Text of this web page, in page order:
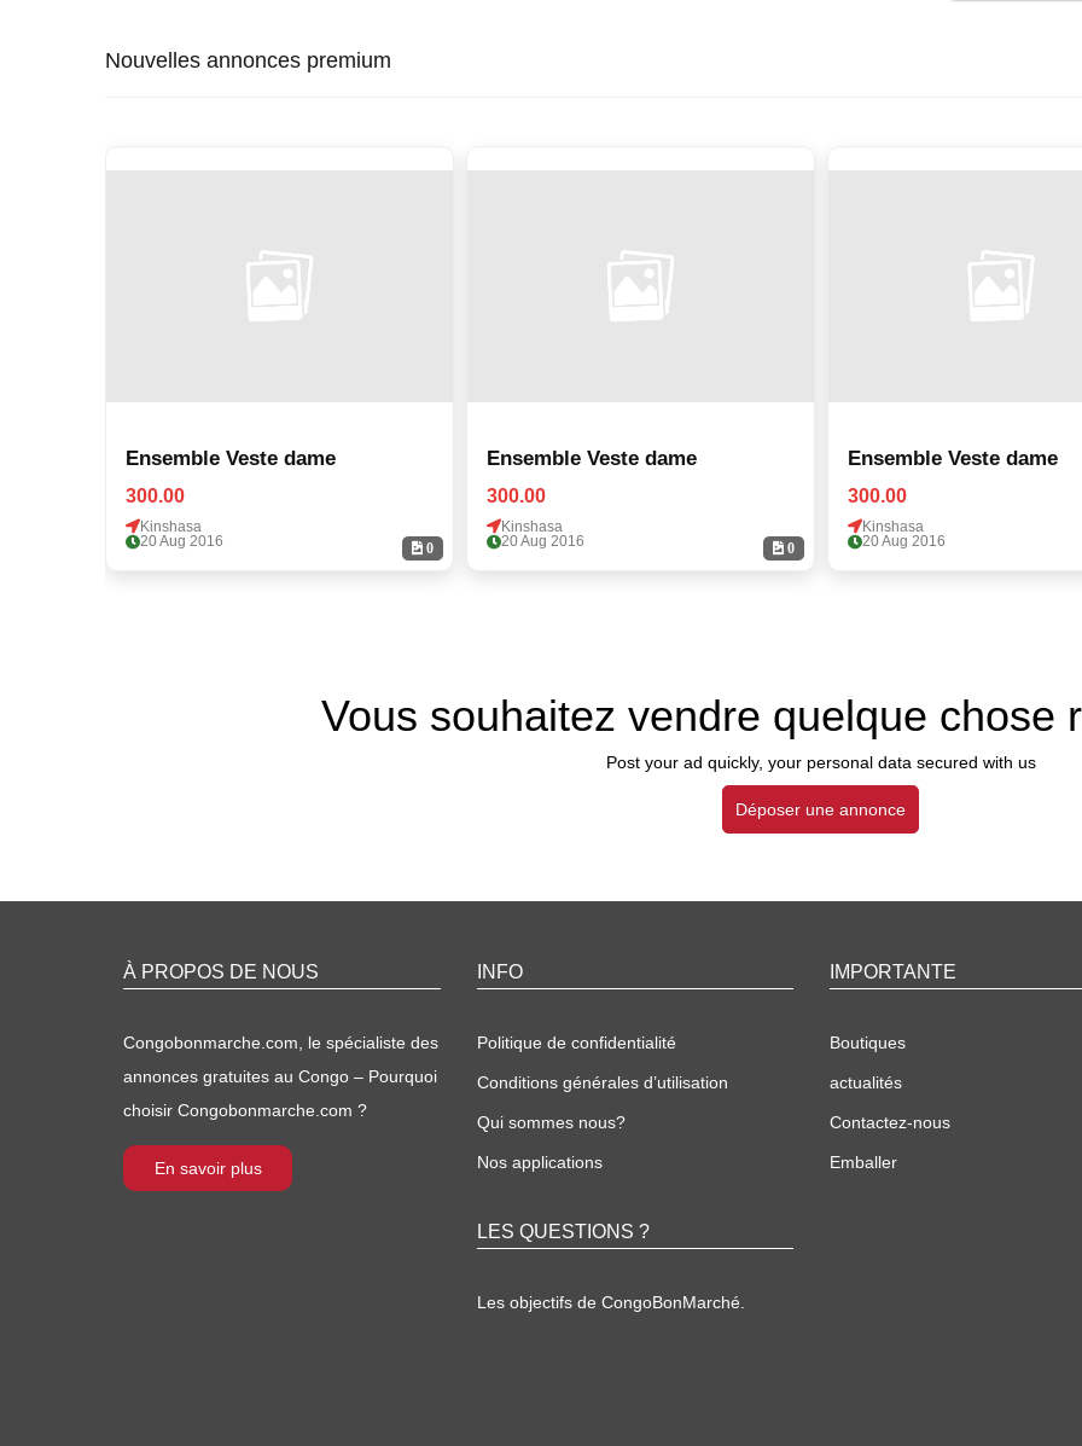
Nouvelles annonces premium
0
Ensemble Veste dame
300.00
Kinshasa
20 Aug 2016
0
Ensemble Veste dame
300.00
Kinshasa
20 Aug 2016
Ensemble Veste dame
300.00
Kinshasa
20 Aug 2016
Vous souhaitez vendre quelque chose
Post your ad quickly, your personal data secured with us
Déposer une annonce
À PROPOS DE NOUS
Congobonmarche.com, le spécialiste des
annonces gratuites au Congo – Pourquoi
choisir Congobonmarche.com ?
En savoir plus
INFO
Politique de confidentialité
Conditions générales d’utilisation
Qui sommes nous?
Nos applications
LES QUESTIONS ?
Les objectifs de CongoBonMarché.
IMPORTANTE
Boutiques
actualités
Contactez-nous
Emballer